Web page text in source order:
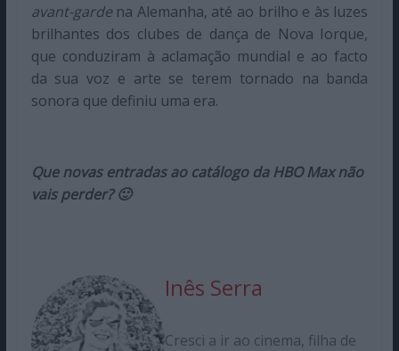
avant-gardena Alemanha, até ao brilho e às luzes
brilhantes dos clubes de dança de Nova Iorque,
que conduziram à aclamação mundial e ao facto
da sua voz e arte se terem tornado na banda
sonora que definiu uma era.
Que novas entradas ao catálogo da HBO Max não
vais perder? 🙂
Inês Serra
Cresci a ir ao cinema, filha de